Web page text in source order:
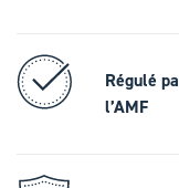
Régulé
l’AMF